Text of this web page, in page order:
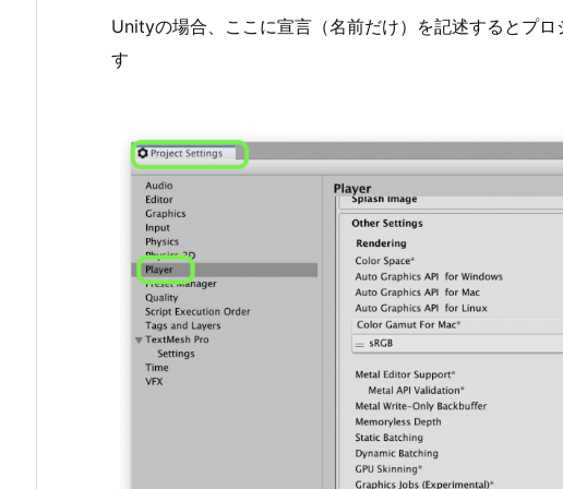
Unityの場合、ここに宣言（名前だけ）を記述するとプ
す